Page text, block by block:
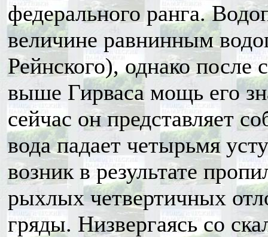
федерального ранга.
величине равнинным
Рейнского), однако после
выше Гирваса мощь его
сейчас он представляет
вода падает четырьмя
возник в результате
рыхлых четвертичных
гряды. Низвергаясь со